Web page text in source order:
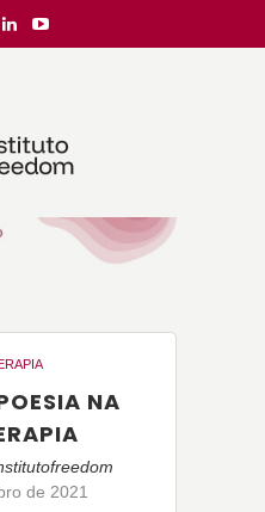
NA
de 2021